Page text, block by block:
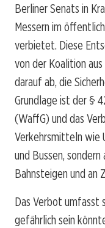
Berliner Senats in
Messern im
verbietet. Diese
von der Koalition
darauf ab, die
Grundlage ist der §
(WaffG) und das
Verkehrsmitteln wie
und Bussen,
Bahnsteigen und an
Das Verbot umfasst
gefährlich sein